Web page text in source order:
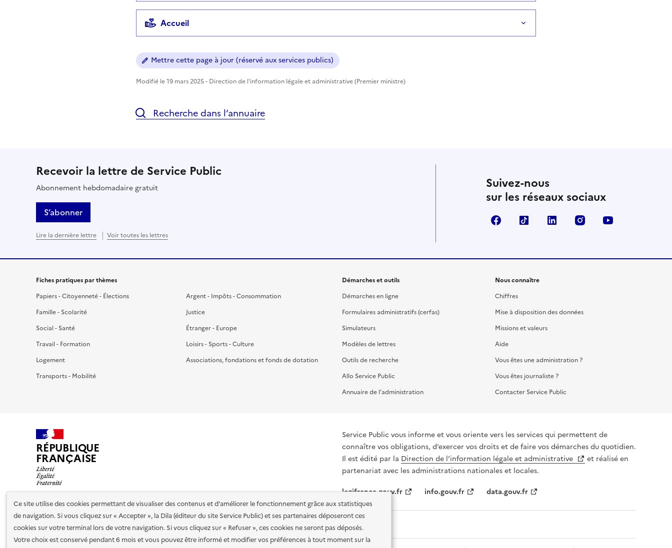
Ce site utilise des cookies permettant de visualiser des contenus et d'améliorer le fonctionnement grâce aux statistiques
de navigation. Si vous cliquez sur « Accepter », la Dila (éditeur du site Service Public) et ses partenaires déposeront ces
cookies sur votre terminal lors de votre navigation. Si vous cliquez sur « Refuser », ces cookies ne seront pas déposés.
Votre choix est conservé pendant 6 mois et vous pouvez être informé et modifier vos préférences à tout moment sur la
Accueil
Mettre cette page à jour (réservé aux services publics)
Modifié le 19 mars 2025 - Direction de l'information légale et administrative (Premier ministre)
Recherche dans l’annuaire
Recevoir la lettre de Service Public
Abonnement hebdomadaire gratuit
S’abonner
Lire la dernière lettre Voir toutes les lettres
Suivez-nous
sur les réseaux sociaux
FacebookTikTok LinkedIn Instagram
Fiches pratiques par thèmes
Papiers - Citoyenneté - Élections
Famille - Scolarité
Social - Santé
Travail - Formation
Logement
Transports - Mobilité
Argent - Impôts - Consommation
Justice
Étranger - Europe
Loisirs - Sports - Culture
Associations, fondations et fonds de dotation
Démarches et outils
Démarches en ligne
Formulaires administratifs (cerfas)
Simulateurs
Modèles de lettres
Outils de recherche
Allo Service Public
Annuaire de l'administration
Nous connaître
Chiffres
Mise à disposition des données
Missions et valeurs
Aide
Vous êtes une administration ?
Vous êtes journaliste ?
Contacter Service Public
RÉPUBLIQUE
FRANÇAISE
Service Public vous informe et vous oriente vers les services qui permettent de
connaître vos obligations, d’exercer vos droits et de faire vos démarches du quotidien.
Il est édité par la Direction de l’information légale et administrative
et réalisé en
partenariat avec les administrations nationales et locales.
legifrance.gouv.fr
info.gouv.fr data.gouv.fr
Nos partenaires